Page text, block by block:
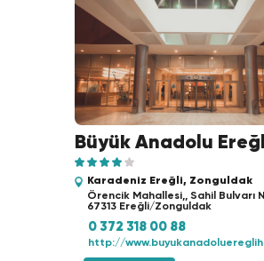
Büyük Anadolu
Karadeniz Ereğli, Zonguldak
Örencik Mahallesi,, Sahil Bulvarı
67313 Ereğli/Zonguldak
0 372 318 00 88
http://